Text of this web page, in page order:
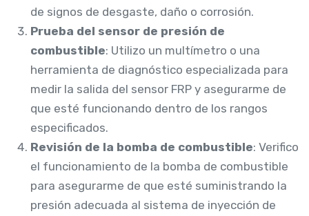
de signos de desgaste, daño o corrosión.
Prueba del sensor de presión de
combustible: Utilizo un multímetro o una
herramienta de diagnóstico especializada para
medir la salida del sensor FRP y asegurarme de
que esté funcionando dentro de los rangos
especificados.
Revisión de la bomba de combustible: Verifico
el funcionamiento de la bomba de combustible
para asegurarme de que esté suministrando la
presión adecuada al sistema de inyección de